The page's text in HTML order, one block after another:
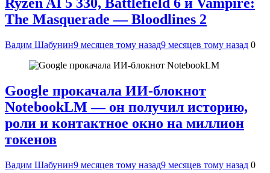
The Masquerade — Bloodlines 2
Вадим Шабунин9 месяцев тому назад9 месяцев тому назад 0
Google прокачала ИИ-блокнот
NotebookLM — он получил историю,
роли и контактное окно на миллион
токенов
Вадим Шабунин9 месяцев тому назад9 месяцев тому назад 0